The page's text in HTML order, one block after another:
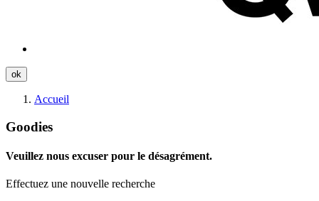
ok
Accueil
Goodies
Veuillez nous excuser pour le désagrément.
Effectuez une nouvelle recherche